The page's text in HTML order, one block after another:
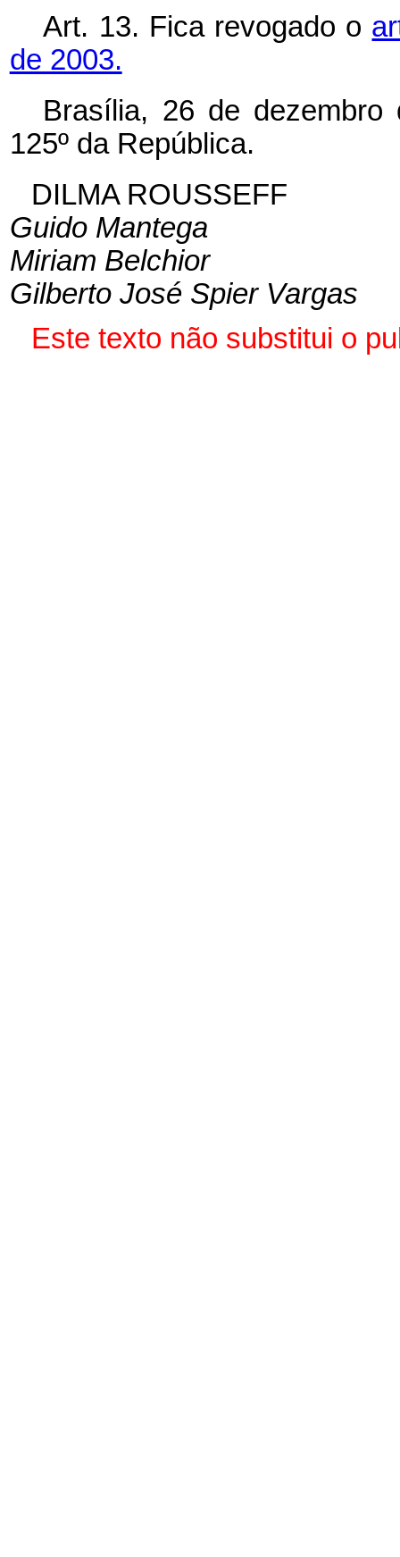
Art. 13. Fica revogado o
de 2003.
Brasília, 26 de dezembro
125º da República.
DILMA ROUSSEFF
Guido Mantega
Miriam Belchior
Gilberto José Spier Vargas
Este texto não substitui o